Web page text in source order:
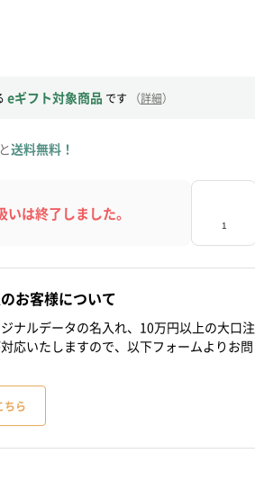
eギフト対象商品 です （詳細）
送料無料！
は終了しました。
お客様について
ナルデータの名入れ、10万円以上の大口注
応いたしますので、以下フォームよりお問
ちら